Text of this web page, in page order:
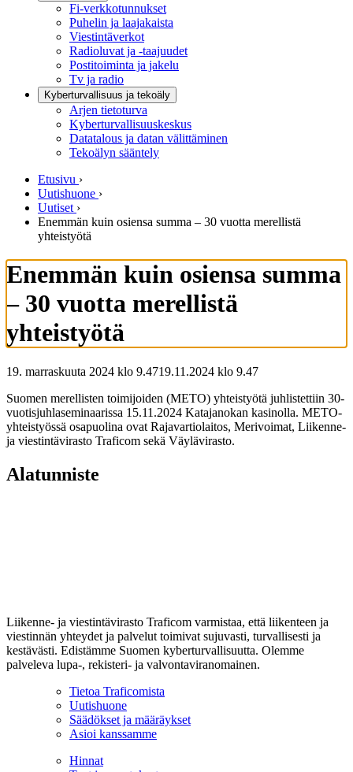
Fi-verkkotunnukset
Puhelin ja laajakaista
Viestintäverkot
Radioluvat ja -taajuudet
Postitoiminta ja jakelu
Tv ja radio
Kyberturvallisuus ja tekoäly
Arjen tietoturva
Kyberturvallisuuskeskus
Datatalous ja datan välittäminen
Tekoälyn sääntely
Etusivu ›
Uutishuone ›
Uutiset ›
Enemmän kuin osiensa summa – 30 vuotta merellistä
yhteistyötä
Enemmän kuin osiensa summa
– 30 vuotta merellistä
yhteistyötä
19. marraskuuta 2024 klo 9.4719.11.2024 klo 9.47
Suomen merellisten toimijoiden (METO) yhteistyötä juhlistettiin 30-
vuotisjuhlaseminaarissa 15.11.2024 Katajanokan kasinolla. METO-
yhteistyössä osapuolina ovat Rajavartiolaitos, Merivoimat, Liikenne-
ja viestintävirasto Traficom sekä Väylävirasto.
Alatunniste
Liikenne- ja viestintävirasto Traficom varmistaa, että liikenteen ja
viestinnän yhteydet ja palvelut toimivat sujuvasti, turvallisesti ja
kestävästi. Edistämme Suomen kyberturvallisuutta. Olemme
palveleva lupa-, rekisteri- ja valvontaviranomainen.
Tietoa Traficomista
Uutishuone
Säädökset ja määräykset
Asioi kanssamme
Hinnat